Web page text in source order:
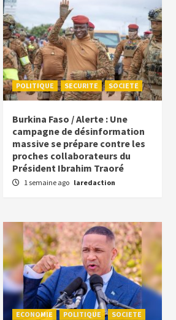
POLITIQUE SECURITE SOCIETE
Burkina Faso / Alerte : Une
campagne de désinformation
massive se prépare contre les
proches collaborateurs du
Président Ibrahim Traoré
1 semaine ago laredaction
ECONOMIE POLITIQUE SOCIETE